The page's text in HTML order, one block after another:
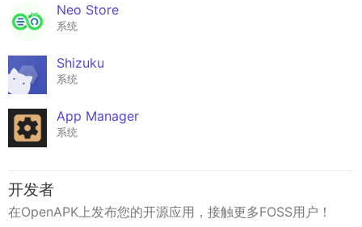
Neo Store
系统
Shizuku
系统
App Manager
系统
开发者
在OpenAPK上发布您的开源应用，接触更多FOSS用户！